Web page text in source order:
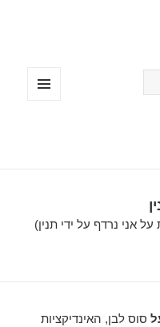
סוס לבן, האינדיקציות